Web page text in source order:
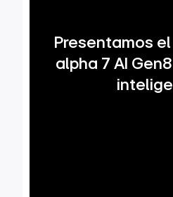
Presentamos
alpha 7 AI